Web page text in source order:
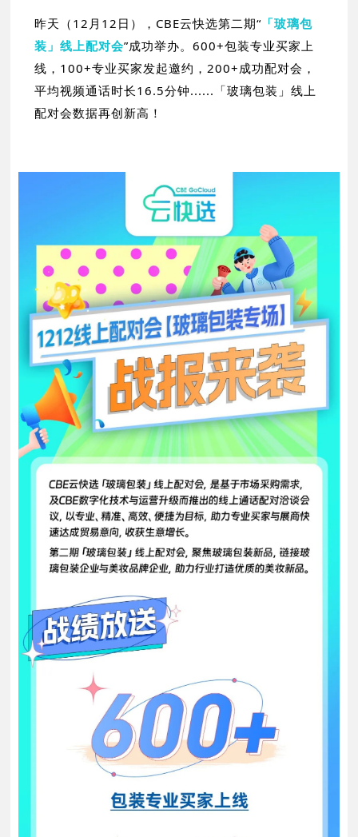
昨天（12月12日），CBE云快选第二期“ 「玻璃包
装」线上配对会”成功举办。600+包装专业买家上
线，100+专业买家发起邀约，200+成功配对会，
平均视频通话时长16.5分钟......「玻璃包装」线上
配对会数据再创新高！